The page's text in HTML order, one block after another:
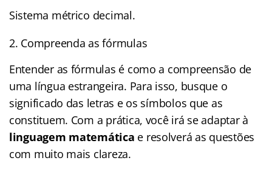
Sistema métrico decimal.
2. Compreenda as fórmulas
Entender as fórmulas é como a compreensão de
uma língua estrangeira. Para isso, busque o
significado das letras e os símbolos que as
constituem. Com a prática, você irá se adaptar à
linguagem matemática e resolverá as questões
com muito mais clareza.